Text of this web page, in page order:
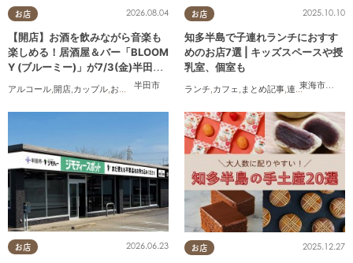
お店
半田市
2026.08.04
【開店】お酒を飲みながら音楽も
楽しめる！居酒屋＆バー「BLOOM
Y (ブルーミー)」が7/3(金)半田市
でオープン
アルコール,開店,カップル,おひとりさま
お店
東海市大府
2025.10.10
知多半島で子連れランチにおすす
めのお店7選 | キッズスペースや授
乳室、個室も
ランチ,カフェ, まとめ記事,連載 ,親子 個室
お店 2026.06.23 お店 2025.12.27